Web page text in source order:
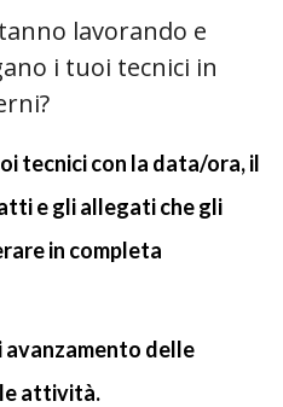
lavorando e
i tuoi tecnici in
tecnici con la data/ora, il
e gli allegati che gli
in completa
avanzamento delle
attività.